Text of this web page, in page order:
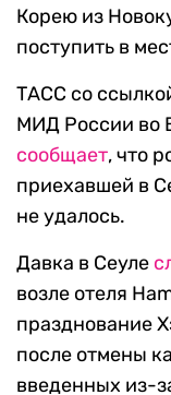
Корею из
поступить в
ТАСС со
МИД России во
сообщает, что
приехавшей в
не удалось.
Давка в Сеуле
возле отеля
празднование
после отмены
введенных из-